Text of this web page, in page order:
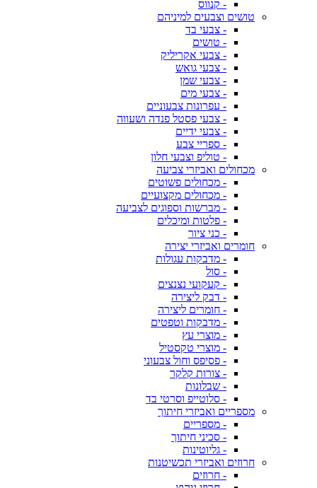
- קנווס
טושים וצבעים למיניהם
- צבעי בד
- טושים
- צבעי אקריליק
- צבעי גואש
- צבעי שמן
- צבעי מים
- עפרונות צבעוניים
- צבעי פסטל פנדה ושעווה
- צבעי ידיים
- ספריי צבע
- טוליפ וצבעי חלון
מכחולים ואביזרי צביעה
- מכחולים פשוטים
- מכחולים מקצועיים
- מברשות וספוגים לצביעה
- פלטות ומיכלים
- כני ציור
חומרים ואביזרי יצירה
- מדבקות עגולות
- סול
- קעקועי נצנצים
- דבק ליצירה
- חומרים ליצירה
- מדבקות וטפטים
- מוצרי עץ
- מוצרי טקסטיל
- פסיפס וחול צבעוני
- צורות קלקר
- שבלונות
- סלוטייפ וסרטי בד
מספריים ואביזרי חיתוך
- מספריים
- סכיני חיתוך
- גליוטינות
חרוזים ואביזרי תכשיטנות
- חרוזים